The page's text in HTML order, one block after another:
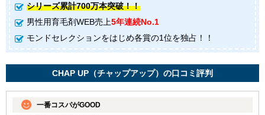
シリーズ累計700万本突破！！
男性用育毛剤WEB売上5年連続No.1
モンドセレクションをはじめ各賞の1位を独占！！
CHAP UP（チャップアップ）の口コミ評判
一番コスパがGOOD